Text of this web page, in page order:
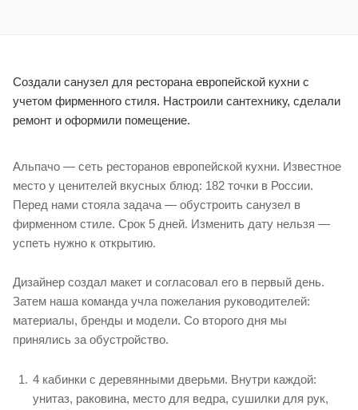
Создали санузел для ресторана европейской кухни с
учетом фирменного стиля. Настроили сантехнику, сделали
ремонт и оформили помещение.
Альпачо — сеть ресторанов европейской кухни. Известное
место у ценителей вкусных блюд: 182 точки в России.
Перед нами стояла задача — обустроить санузел в
фирменном стиле. Срок 5 дней. Изменить дату нельзя —
успеть нужно к открытию.
Дизайнер создал макет и согласовал его в первый день.
Затем наша команда учла пожелания руководителей:
материалы, бренды и модели. Со второго дня мы
принялись за обустройство.
4 кабинки с деревянными дверьми. Внутри каждой:
унитаз, раковина, место для ведра, сушилки для рук,